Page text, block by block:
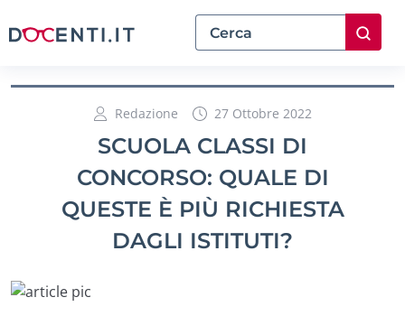
Redazione 27 Ottobre 2022
SCUOLA CLASSI DI
CONCORSO: QUALE DI
QUESTE È PIÙ RICHIESTA
DAGLI ISTITUTI?